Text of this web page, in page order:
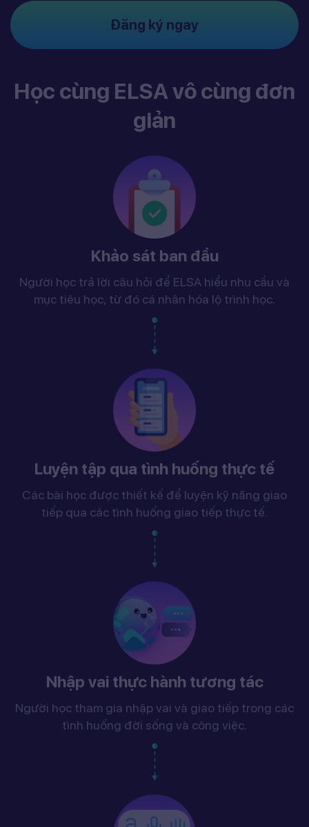
Đăng ký ngay
Học cùng ELSA vô cùng đơn
giản
Khảo sát ban đầu
Người học trả lời câu hỏi để ELSA hiểu nhu cầu và
mục tiêu học, từ đó cá nhân hóa lộ trình học.
Luyện tập qua tình huống thực tế
Các bài học được thiết kế để luyện kỹ năng giao
tiếp qua các tình huống giao tiếp thực tế.
Nhập vai thực hành tương tác
Người học tham gia nhập vai và giao tiếp trong các
tình huống đời sống và công việc.